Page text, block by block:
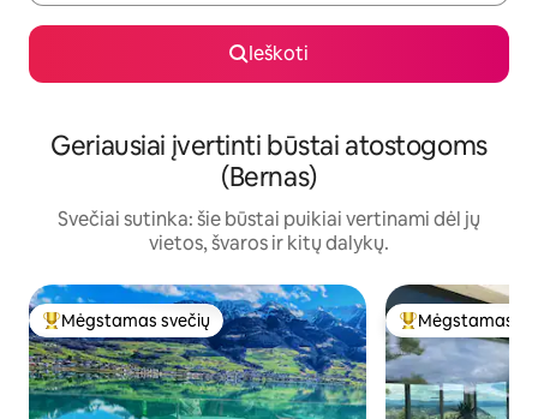
Ieškoti
Geriausiai įvertinti būstai atostogoms
(Bernas)
Svečiai sutinka: šie būstai puikiai vertinami dėl jų
vietos, švaros ir kitų dalykų.
Svečių mėgstamiausias
Mėgstamas svečių Svečių
Mėgstamas